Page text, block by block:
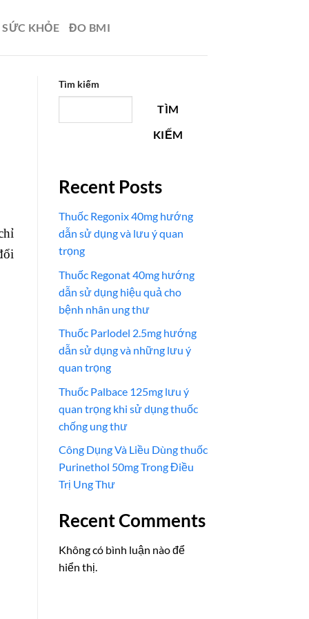
KHỎE ĐO BMI
Tìm kiếm
TÌM
KIẾM
Recent Posts
Thuốc Regonix 40mg hướng
dẫn sử dụng và lưu ý quan
trọng
Thuốc Regonat 40mg hướng
dẫn sử dụng hiệu quả cho
bệnh nhân ung thư
Thuốc Parlodel 2.5mg hướng
dẫn sử dụng và những lưu ý
quan trọng
Thuốc Palbace 125mg lưu ý
quan trọng khi sử dụng thuốc
chống ung thư
Công Dụng Và Liều Dùng thuốc
Purinethol 50mg Trong Điều
Trị Ung Thư
Recent Comments
Không có bình luận nào để
hiển thị.